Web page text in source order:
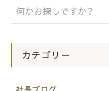
人の技術（
カテゴリー